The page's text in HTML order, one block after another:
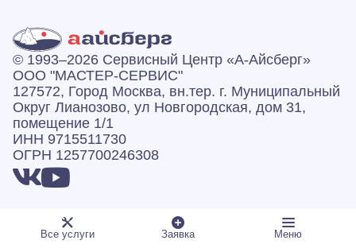
© 1993–2026 Сервисный Центр «А‑Айсберг»
ООО "МАСТЕР-СЕРВИС"
127572, Город Москва, вн.тер. г. Муниципальный
Округ Лианозово, ул Новгородская, дом 31,
помещение 1/1
ИНН 9715511730
ОГРН 1257700246308
Все услуги Заявка Меню